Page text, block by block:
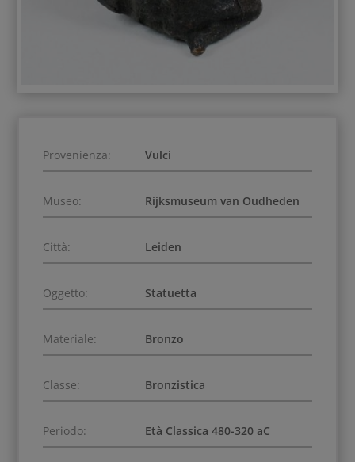
Provenienza: Vulci
Museo: Rijksmuseum van Oudheden
Città: Leiden
Oggetto: Statuetta
Materiale: Bronzo
Classe: Bronzistica
Periodo: Età Classica 480-320 aC